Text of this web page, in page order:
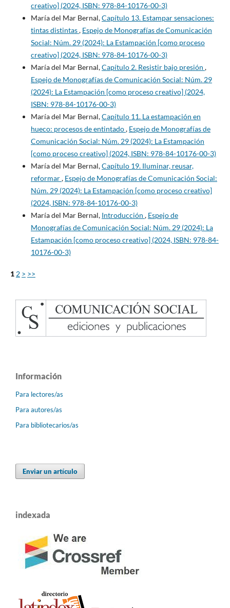
creativo] (2024, ISBN: 978-84-10176-00-3)
María del Mar Bernal,Capítulo 13. Estampar sensaciones:
tintas distintas, Espejo de Monografías de Comunicación
Social: Núm. 29 (2024): La Estampación [como proceso
creativo] (2024, ISBN: 978-84-10176-00-3)
María del Mar Bernal,Capítulo 2. Resistir bajo presión ,
Espejo de Monografías de Comunicación Social: Núm. 29
(2024): La Estampación [como proceso creativo] (2024,
ISBN: 978-84-10176-00-3)
María del Mar Bernal,Capítulo 11. La estampación en
hueco: procesos de entintado, Espejo de Monografías de
Comunicación Social: Núm. 29 (2024): La Estampación
[como proceso creativo] (2024, ISBN: 978-84-10176-00-3)
María del Mar Bernal,Capítulo 19. Iluminar, reusar,
reformar, Espejo de Monografías de Comunicación Social:
Núm. 29 (2024): La Estampación [como proceso creativo]
(2024, ISBN: 978-84-10176-00-3)
María del Mar Bernal, Introducción , Espejo de
Monografías de Comunicación Social: Núm. 29 (2024): La
Estampación [como proceso creativo] (2024, ISBN: 978-84-
10176-00-3)
1 2 > >>
Información
Para lectores/as
Para autores/as
Para bibliotecarios/as
Enviar un artículo
indexada